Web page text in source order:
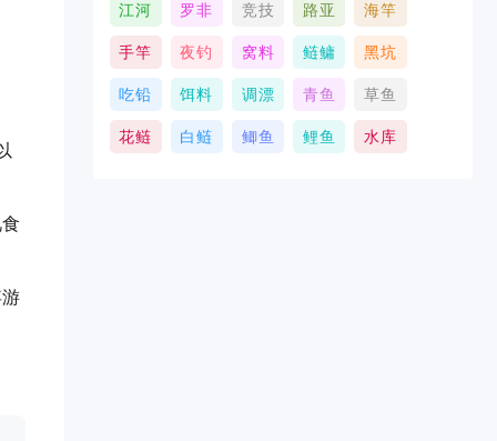
江河 罗非 竞技 路亚 海竿
手竿 夜钓 窝料 鲢鳙 黑坑
吃铅 饵料 调漂 青鱼 草鱼
花鲢 白鲢 鲫鱼 鲤鱼 水库